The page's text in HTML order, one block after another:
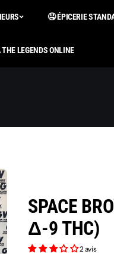
🤤 ÉPICERIE
LEGENDS ONLINE
SPACE
Δ-9 THC)
2 avis